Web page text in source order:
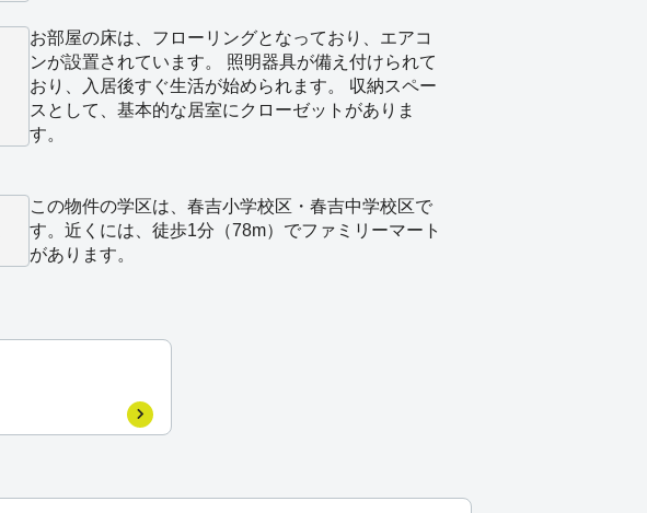
お部屋の床は、フローリングとなっており、エアコ
ンが設置されています。 照明器具が備え付けられて
おり、入居後すぐ生活が始められます。 収納スペー
スとして、基本的な居室にクローゼットがありま
す。
この物件の学区は、春吉小学校区・春吉中学校区で
す。近くには、徒歩1分（78m）でファミリーマート
があります。